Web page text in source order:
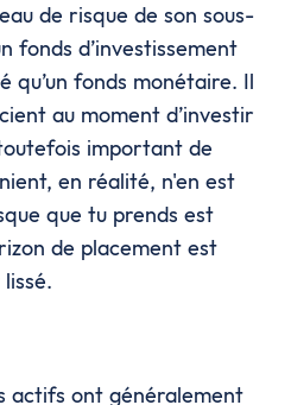
de risque de son sous-
fonds d’investissement
qu’un fonds monétaire. Il
au moment d’investir
important de
en réalité, n'en est
que tu prends est
de placement est
actifs ont généralement